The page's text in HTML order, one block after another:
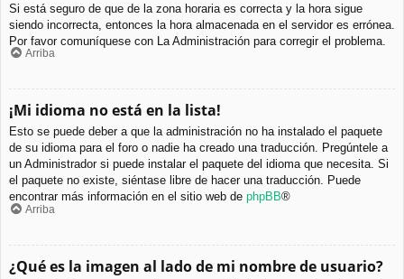
Si está seguro de que de la zona horaria es correcta y la hora sigue
siendo incorrecta, entonces la hora almacenada en el servidor es errónea.
Por favor comuníquese con La Administración para corregir el problema.
Arriba
¡Mi idioma no está en la lista!
Esto se puede deber a que la administración no ha instalado el paquete
de su idioma para el foro o nadie ha creado una traducción. Pregúntele a
un Administrador si puede instalar el paquete del idioma que necesita. Si
el paquete no existe, siéntase libre de hacer una traducción. Puede
encontrar más información en el sitio web de phpBB®
Arriba
¿Qué es la imagen al lado de mi nombre de usuario?